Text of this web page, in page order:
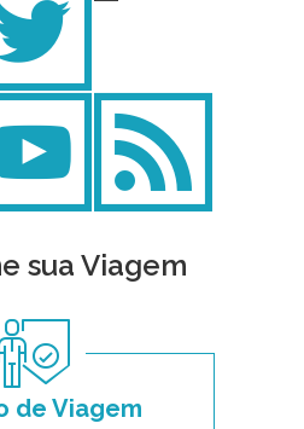
sua Viagem
de Viagem